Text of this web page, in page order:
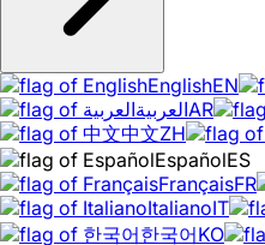
EnglishEN
العربيةAR
中文ZH
EspañolES
FrançaisFR
ItalianoIT
한국어KO